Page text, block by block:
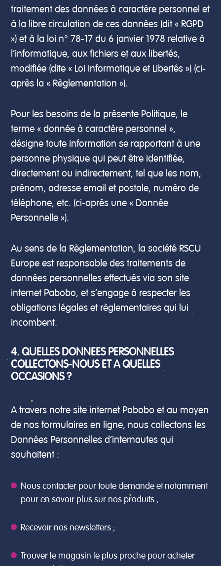
traitement des données à caractère personnel et
à la libre circulation de ces données (dit « RGPD
») et à la loi n° 78-17 du 6 janvier 1978 relative à
l’informatique, aux fichiers et aux libertés,
modifiée (dite « Loi Informatique et Libertés ») (ci-
après la « Règlementation »).
Pour les besoins de la présente Politique, le
terme « donnée à caractère personnel »,
désigne toute information se rapportant à une
personne physique qui peut être identifiée,
directement ou indirectement, tel que les nom,
prénom, adresse email et postale, numéro de
téléphone, etc. (ci-après une « Donnée
Personnelle »).
Au sens de la Règlementation, la société RSCU
Europe est responsable des traitements de
données personnelles effectués via son site
internet Pabobo, et s’engage à respecter les
obligations légales et règlementaires qui lui
incombent.
4. QUELLES DONNEES PERSONNELLES
COLLECTONS-NOUS ET A QUELLES
OCCASIONS ?
A travers notre site internet Pabobo et au moyen
de nos formulaires en ligne, nous collectons les
Données Personnelles d’internautes qui
souhaitent :
Nous contacter pour toute demande et notamment
pour en savoir plus sur nos produits ;
Recevoir nos newsletters ;
Trouver le magasin le plus proche pour acheter